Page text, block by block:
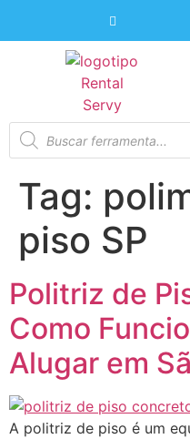
Tag:
piso SP
Politriz de
Como
Alugar em
A politriz de piso é um